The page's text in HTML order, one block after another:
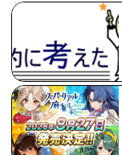
【FGO】スルト
【画像】どのく